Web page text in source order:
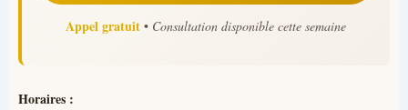
Appel gratuit • Consultation disponible cette semaine
Horaires :